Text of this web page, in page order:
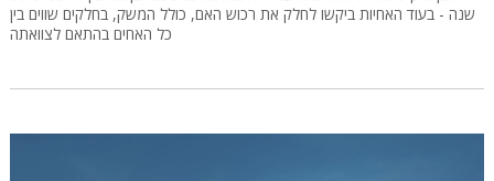
שנה - בעוד האחיות ביקשו לחלק את רכוש האם, כולל המשק, בחלקים שווים בין
כל האחים בהתאם לצוואתה